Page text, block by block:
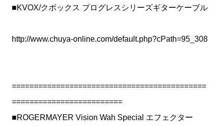
■KVOX/クボックス プログレスシリーズギターケーブル
http://www.chuya-online.com/default.php?cPath=95_308
============================================
=========================
■ROGERMAYER Vision Wah Special エフェクター